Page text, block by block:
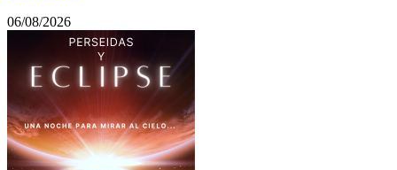
06/08/2026